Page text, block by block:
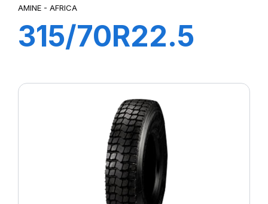
AMINE - AFRICA
315/70R22.5
156/150L
(154/150M)